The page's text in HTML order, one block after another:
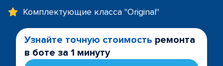
Комплектующие класса "Original"
Узнайте точную стоимость ремонта
в боте за 1 минуту